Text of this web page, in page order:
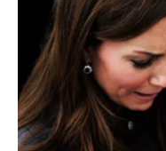
Elf furniture